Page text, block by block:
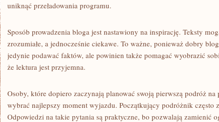
uniknąć przeładowania programu.
Sposób prowadzenia bloga jest nastawiony na inspirację. Teksty
zrozumiałe, a jednocześnie ciekawe. To ważne, ponieważ dobry
jedynie podawać faktów, ale powinien także pomagać wyobrazić
że lektura jest przyjemna.
Osoby, które dopiero zaczynają planować swoją pierwszą podróż na
wybrać najlepszy moment wyjazdu. Początkujący podróżnik często
Odpowiedzi na takie pytania są praktyczne, bo pozwalają zamienić